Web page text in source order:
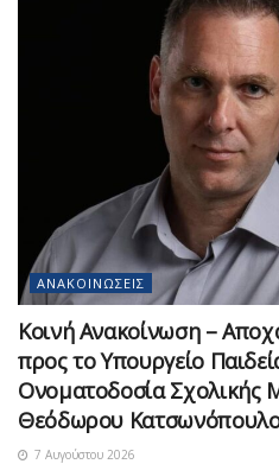
ΑΝΑΚΟΙΝΏΣΕΙΣ
Κοινή Ανακοίνωση –
προς το Υπουργείο
Ονοματοδοσία
Θεόδωρου
7 Αυγούστου 2026